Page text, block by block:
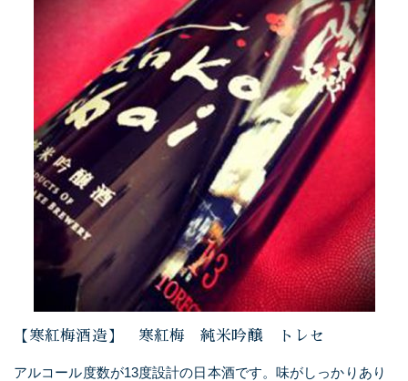
【寒紅梅酒造】 寒紅梅 純米吟醸 トレセ
アルコール度数が13度設計の日本酒です。味がしっかりあり